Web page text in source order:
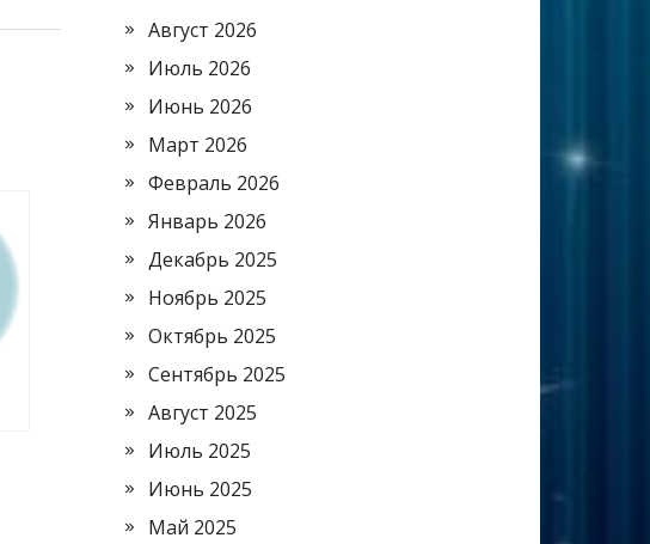
Август 2026
Июль 2026
Июнь 2026
Март 2026
Февраль 2026
Январь 2026
Декабрь 2025
Ноябрь 2025
Октябрь 2025
Сентябрь 2025
Август 2025
Июль 2025
Июнь 2025
Май 2025